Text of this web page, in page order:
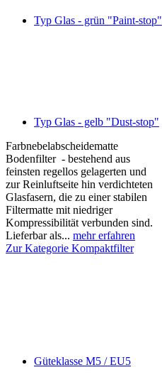
Typ Glas - grün "Paint-stop"
Typ Glas - gelb "Dust-stop"
Farbnebelabscheidematte
Bodenfilter - bestehend aus
feinsten regellos gelagerten und
zur Reinluftseite hin verdichteten
Glasfasern, die zu einer stabilen
Filtermatte mit niedriger
Kompressibilität verbunden sind.
Lieferbar als... mehr erfahren
Zur Kategorie Kompaktfilter
Güteklasse M5 / EU5